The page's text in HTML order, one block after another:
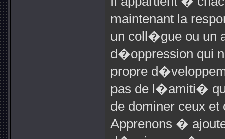
maintenant la
un coll�gue ou un
d�oppression qui
propre
pas de l�amiti�
de dominer ceux
Apprenons �